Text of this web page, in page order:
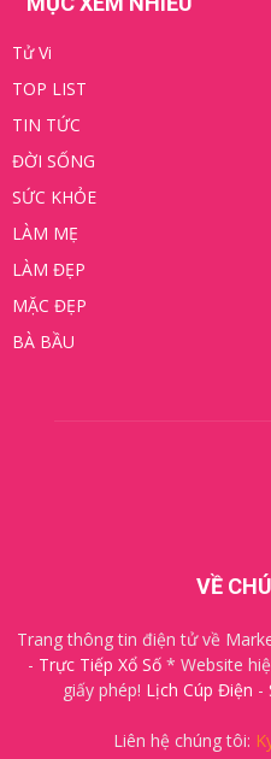
Tử Vi
TOP LIST
TIN TỨC
ĐỜI SỐNG
SỨC KHỎE
LÀM MẸ
LÀM ĐẸP
MẶC ĐẸP
BÀ BẦU
VỀ
Trang thông tin điện tử về
- Trực Tiếp Xổ Số * Website
giấy phép! Lịch Cúp Điện -
Liên hệ chúng tôi: